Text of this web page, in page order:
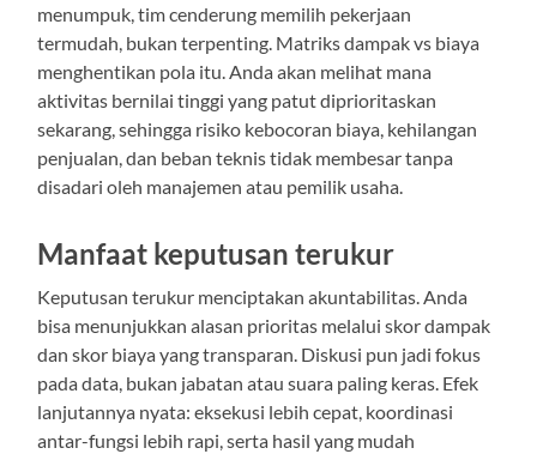
menumpuk, tim cenderung memilih pekerjaan
termudah, bukan terpenting. Matriks dampak vs biaya
menghentikan pola itu. Anda akan melihat mana
aktivitas bernilai tinggi yang patut diprioritaskan
sekarang, sehingga risiko kebocoran biaya, kehilangan
penjualan, dan beban teknis tidak membesar tanpa
disadari oleh manajemen atau pemilik usaha.
Manfaat keputusan terukur
Keputusan terukur menciptakan akuntabilitas. Anda
bisa menunjukkan alasan prioritas melalui skor dampak
dan skor biaya yang transparan. Diskusi pun jadi fokus
pada data, bukan jabatan atau suara paling keras. Efek
lanjutannya nyata: eksekusi lebih cepat, koordinasi
antar-fungsi lebih rapi, serta hasil yang mudah